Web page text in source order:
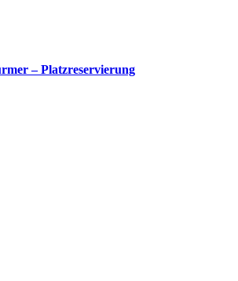
– Platzreservierung